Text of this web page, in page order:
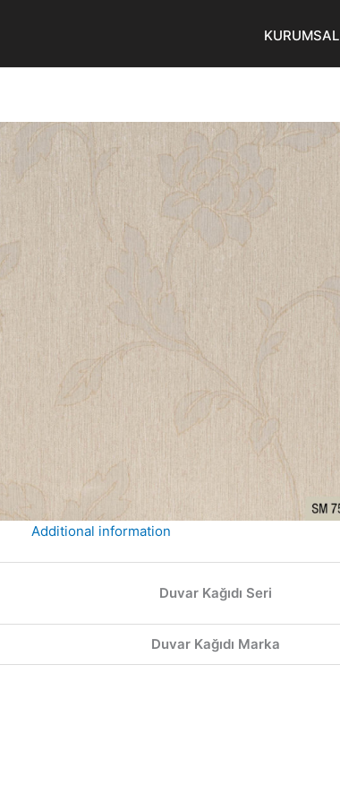
KURUMSAL
Additional information
Duvar Kağıdı Seri
Duvar Kağıdı Marka